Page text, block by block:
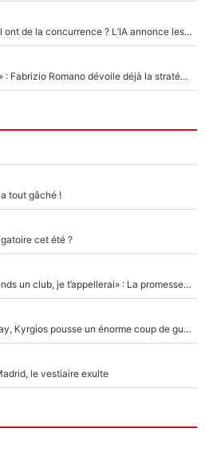
Kylian Mbappé et Lamine Yamal ont de la concurrence ? L’IA annonce les 5 joueurs qui vont dominer le football dans les années à venir !
«On l’achète et on vous le prête» : Fabrizio Romano dévoile déjà la stratégie du PSG avec le transfert de Zion Suzuki !
tout gâché !
cet été ?
Mercato - OM - «Dès que je prends un club, je t’appellerai» : La promesse de Marcelino au moment de claquer la porte
Victime de racisme contre Murray, Kyrgios pousse un énorme coup de gueule !
le vestiaire exulte